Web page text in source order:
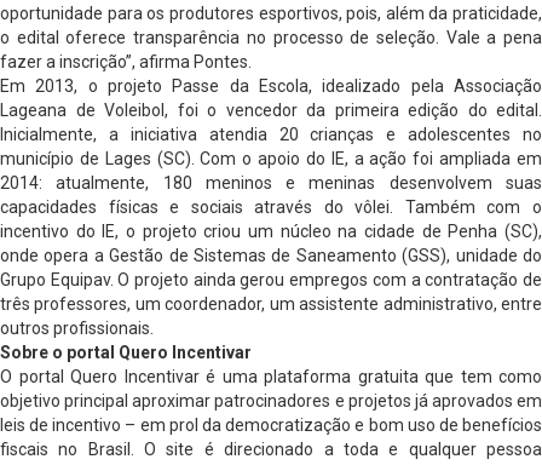
oportunidade para os produtores esportivos, pois, além da praticidade,
o edital oferece transparência no processo de seleção. Vale a pena
fazer a inscrição”, afirma Pontes.
Em 2013, o projeto Passe da Escola, idealizado pela Associação
Lageana de Voleibol, foi o vencedor da primeira edição do edital.
Inicialmente, a iniciativa atendia 20 crianças e adolescentes no
município de Lages (SC). Com o apoio do IE, a ação foi ampliada em
2014: atualmente, 180 meninos e meninas desenvolvem suas
capacidades físicas e sociais através do vôlei. Também com o
incentivo do IE, o projeto criou um núcleo na cidade de Penha (SC),
onde opera a Gestão de Sistemas de Saneamento (GSS), unidade do
Grupo Equipav. O projeto ainda gerou empregos com a contratação de
três professores, um coordenador, um assistente administrativo, entre
outros profissionais.
Sobre o portal Quero Incentivar
O portal Quero Incentivar é uma plataforma gratuita que tem como
objetivo principal aproximar patrocinadores e projetos já aprovados em
leis de incentivo – em prol da democratização e bom uso de benefícios
fiscais no Brasil. O site é direcionado a toda e qualquer pessoa